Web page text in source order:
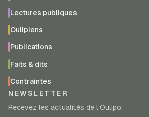
Lectures publiques
Oulipiens
Publications
Faits & dits
Contraintes
NEWSLETTER
Recevez les actualités de l’Oulipo.